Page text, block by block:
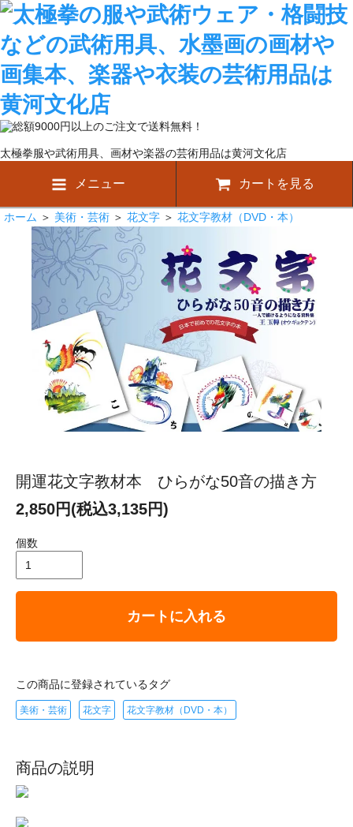
太極拳服や武術用具、画材や楽器の芸術用品は黄河文化店
メニュー カートを見る
ホーム ＞ 美術・芸術 ＞ 花文字 ＞ 花文字教材（DVD・本）
開運花文字教材本 ひらがな50音の描き方
2,850円(税込3,135円)
個数
カートに入れる
この商品に登録されているタグ
美術・芸術 花文字 花文字教材（DVD・本）
商品の説明